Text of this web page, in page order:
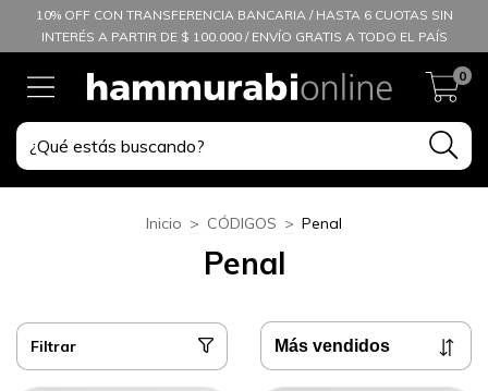
10% OFF CON TRANSFERENCIA BANCARIA / HASTA 6 CUOTAS SIN
INTERÉS A PARTIR DE $ 100.000 / ENVÍO GRATIS A TODO EL PAÍS
0
Inicio > CÓDIGOS > Penal
Penal
Filtrar